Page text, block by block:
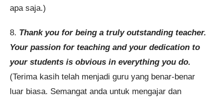
apa saja.)
8. Thank you for being a truly outstanding teacher.
Your passion for teaching and your dedication to
your students is obvious in everything you do.
(Terima kasih telah menjadi guru yang benar-benar
luar biasa. Semangat anda untuk mengajar dan